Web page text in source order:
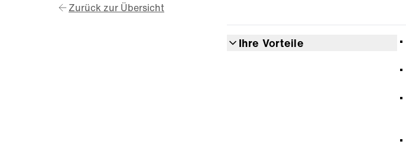
Zurück zur Übersicht
Ihre Vorteile